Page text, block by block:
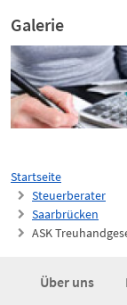
Startseite
Steuerberater
Saarbrücken
ASK
Galerie
Über uns